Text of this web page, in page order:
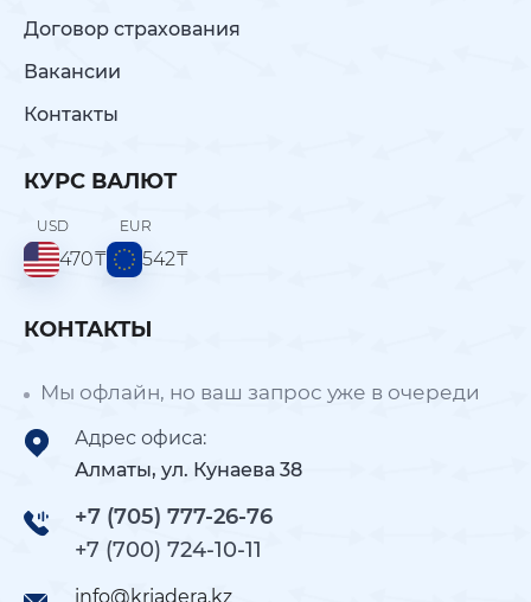
Договор страхования
Вакансии
Контакты
КУРС ВАЛЮТ
USD
470₸
EUR
542₸
КОНТАКТЫ
Мы офлайн, но ваш запрос уже в очереди
Адрес офиса:
Алматы, ул. Кунаева 38
+7 (705) 777-26-76
+7 (700) 724-10-11
info@kriadera.kz